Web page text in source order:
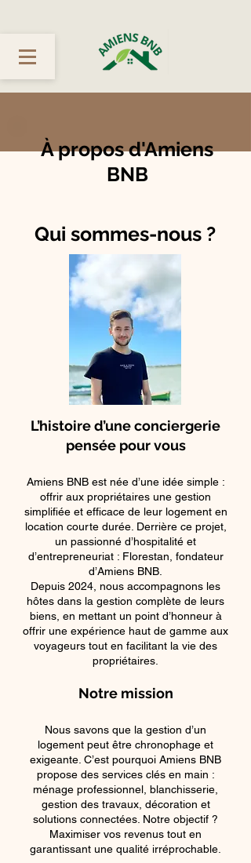
À propos d'Amiens
BNB
Qui sommes-nous ?
L’histoire d’une conciergerie
pensée pour vous
Amiens BNB est née d’une idée simple :
offrir aux propriétaires une gestion
simplifiée et efficace de leur logement en
location courte durée. Derrière ce projet,
un passionné d’hospitalité et
d’entrepreneuriat : Florestan, fondateur
d’Amiens BNB.
Depuis 2024, nous accompagnons les
hôtes dans la gestion complète de leurs
biens, en mettant un point d’honneur à
offrir une expérience haut de gamme aux
voyageurs tout en facilitant la vie des
propriétaires.
Notre mission
Nous savons que la gestion d’un
logement peut être chronophage et
exigeante. C’est pourquoi Amiens BNB
propose des services clés en main :
ménage professionnel, blanchisserie,
gestion des travaux, décoration et
solutions connectées. Notre objectif ?
Maximiser vos revenus tout en
garantissant une qualité irréprochable.